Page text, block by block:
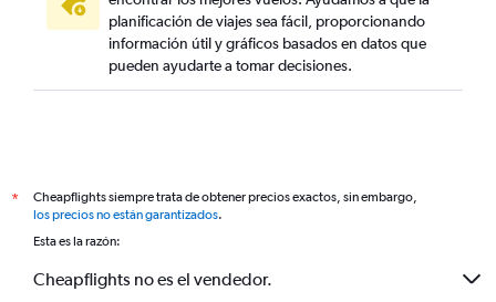
planificación de viajes sea fácil, proporcionando
información útil y gráficos basados en datos que
pueden ayudarte a tomar decisiones.
*
Cheapflights siempre trata de obtener precios exactos, sin embargo,
los precios no están garantizados.
Esta es la razón:
Cheapflights no es el vendedor.